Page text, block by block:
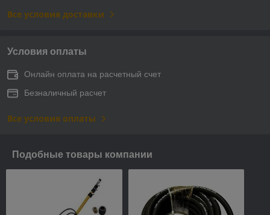
Все условия доставки
Условия оплаты
Онлайн оплата на расчетный счет
Безналичный расчет
Все условия оплаты
Подобные товары компании